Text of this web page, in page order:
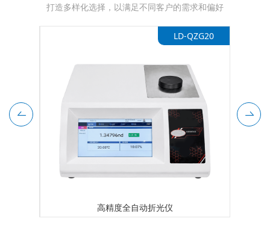
打造多样化选择，以满足不同客户的需求和偏好
高精度全自动折光仪
LD-QZG20